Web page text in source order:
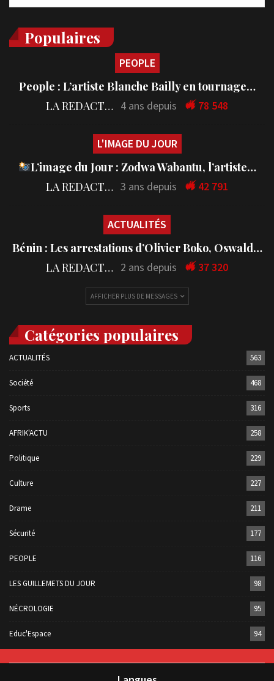
Populaires
PEOPLE
People : L’artiste Blanche Bailly en tournage…
LA REDACTION 4 ans depuis 78 548
L'IMAGE DU JOUR
L’image du Jour : Zodwa Wabantu, l’artiste…
LA REDACTION 3 ans depuis 42 791
ACTUALITÉS
Bénin : Les arrestations d’Olivier Boko, Oswald…
LA REDACTION 2 ans depuis 37 320
AFFICHER PLUS DE MESSAGES
Catégories populaires
ACTUALITÉS 563
Société 468
Sports 316
AFRIK'ACTU 258
Politique 229
Culture 227
Drame 211
Sécurité 177
PEOPLE 116
LES GUILLEMETS DU JOUR 98
NÉCROLOGIE 95
Educ'Espace 94